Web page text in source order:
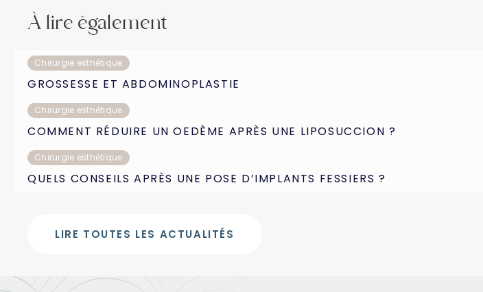
À lire également
Chirurgie esthétique
GROSSESSE ET ABDOMINOPLASTIE
Chirurgie esthétique
COMMENT RÉDUIRE UN OEDÈME APRÈS UNE LIPOSUCCION ?
Chirurgie esthétique
QUELS CONSEILS APRÈS UNE POSE D’IMPLANTS FESSIERS ?
LIRE TOUTES LES ACTUALITÉS